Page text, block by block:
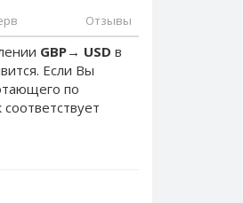
Отзывы
GBP→ USD в
Если Вы
по